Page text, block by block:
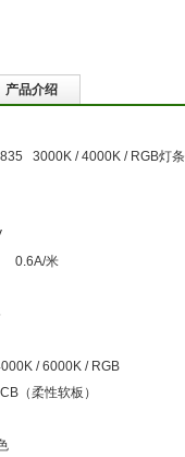
产品介绍
3000K / 4000K / RGB灯条
0.6A/米
/ 6000K / RGB
（柔性软板）